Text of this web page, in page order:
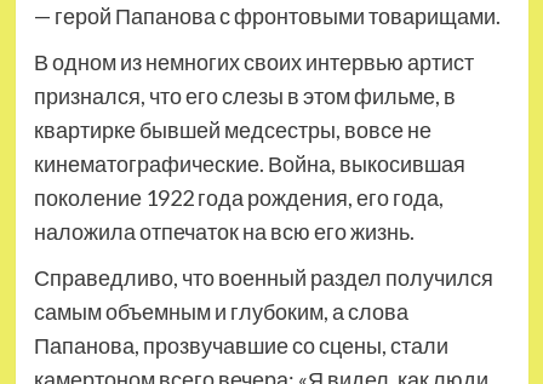
— герой Папанова с фронтовыми товарищами.
В одном из немногих своих интервью артист
признался, что его слезы в этом фильме, в
квартирке бывшей медсестры, вовсе не
кинематографические. Война, выкосившая
поколение 1922 года рождения, его года,
наложила отпечаток на всю его жизнь.
Справедливо, что военный раздел получился
самым объемным и глубоким, а слова
Папанова, прозвучавшие со сцены, стали